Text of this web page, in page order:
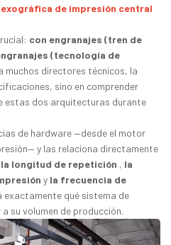
de impresión central
con engranajes (tren de
(tecnología de
muchos directores técnicos, la
sino en comprender
estas dos arquitecturas durante
de hardware —desde el motor
y las relaciona directamente
longitud de repetición , la
y la frecuencia de
exactamente qué sistema de
su volumen de producción.